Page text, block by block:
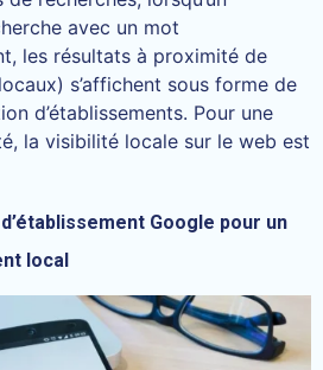
avec un mot
les résultats à proximité de
s’affichent sous forme de
d’établissements. Pour une
la visibilité locale sur le web est
Google pour un
local